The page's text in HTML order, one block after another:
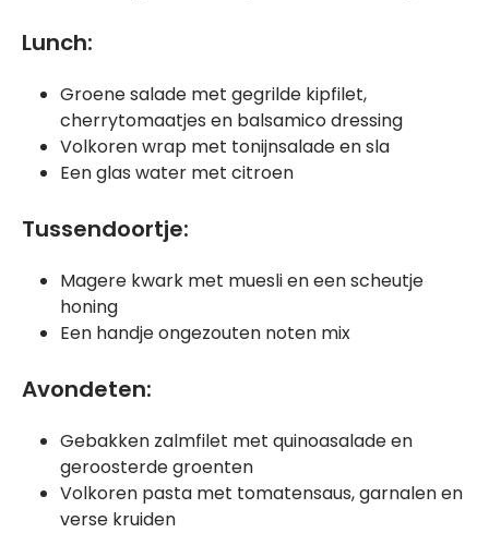
Lunch:
Groene salade met gegrilde kipfilet,
cherrytomaatjes en balsamico dressing
Volkoren wrap met tonijnsalade en sla
Een glas water met citroen
Tussendoortje:
Magere kwark met muesli en een scheutje
honing
Een handje ongezouten noten mix
Avondeten:
Gebakken zalmfilet met quinoasalade en
geroosterde groenten
Volkoren pasta met tomatensaus, garnalen en
verse kruiden